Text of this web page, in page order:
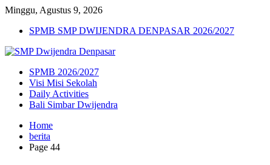
Minggu, Agustus 9, 2026
SPMB SMP DWIJENDRA DENPASAR 2026/2027
SPMB 2026/2027
Visi Misi Sekolah
Daily Activities
Bali Simbar Dwijendra
Home
berita
Page 44